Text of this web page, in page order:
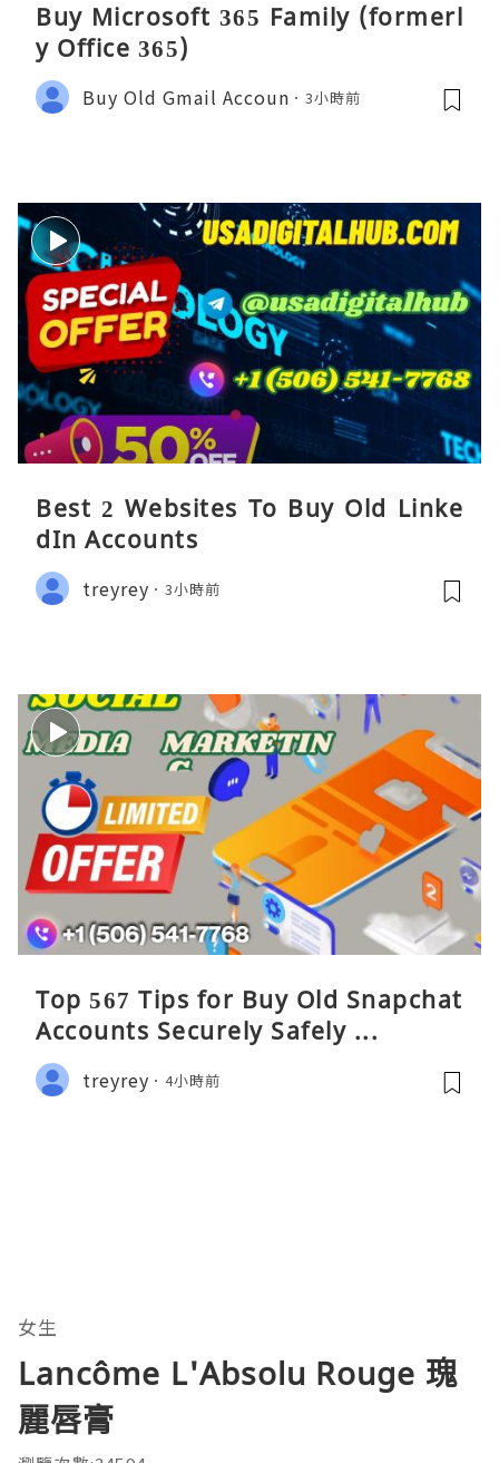
Buy Microsoft 365 Family (formerl
y Office 365)
Buy Old Gmail Accoun 3小時前
Best 2 Websites To Buy Old Linke
dIn Accounts
treyrey 3小時前
Top 567 Tips for Buy Old Snapchat
Accounts Securely Safely ...
treyrey 4小時前
女生
Lancôme L'Absolu Rouge 瑰
麗唇膏